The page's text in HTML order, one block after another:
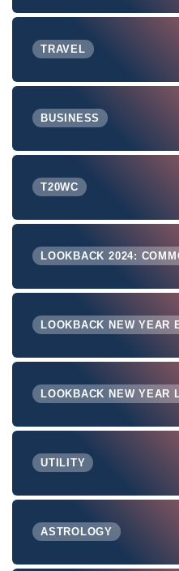
TRAVEL
BUSINESS
T20WC
LOOKBACK 2024:
LOOKBACK NEW YEAR
LOOKBACK NEW YEAR
UTILITY
ASTROLOGY